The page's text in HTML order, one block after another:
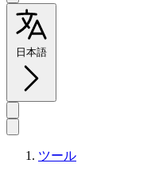
日本語
ツール